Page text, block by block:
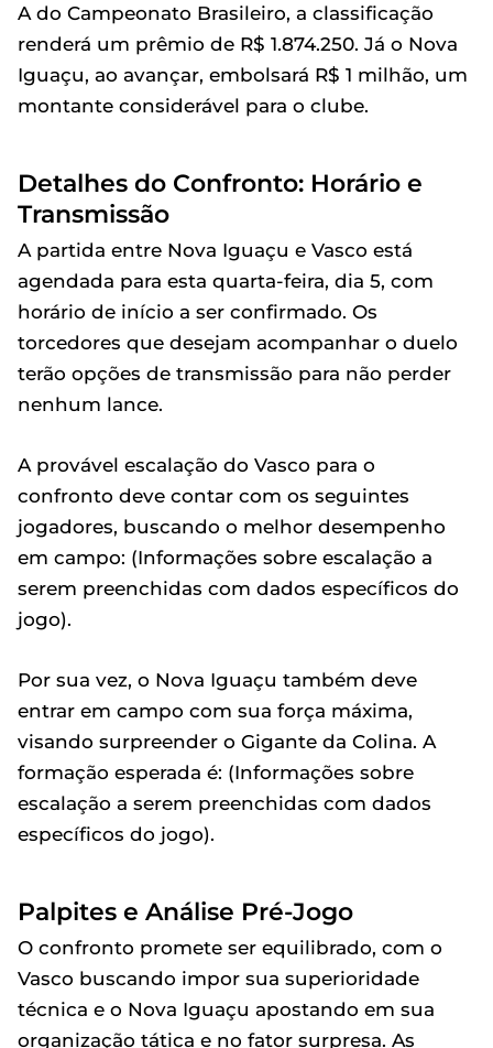
A do Campeonato Brasileiro, a classificação
renderá um prêmio de R$ 1.874.250. Já o Nova
Iguaçu, ao avançar, embolsará R$ 1 milhão, um
montante considerável para o clube.
Detalhes do Confronto: Horário e
Transmissão
A partida entre Nova Iguaçu e Vasco está
agendada para esta quarta-feira, dia 5, com
horário de início a ser confirmado. Os
torcedores que desejam acompanhar o duelo
terão opções de transmissão para não perder
nenhum lance.
A provável escalação do Vasco para o
confronto deve contar com os seguintes
jogadores, buscando o melhor desempenho
em campo: (Informações sobre escalação a
serem preenchidas com dados específicos do
jogo).
Por sua vez, o Nova Iguaçu também deve
entrar em campo com sua força máxima,
visando surpreender o Gigante da Colina. A
formação esperada é: (Informações sobre
escalação a serem preenchidas com dados
específicos do jogo).
Palpites e Análise Pré-Jogo
O confronto promete ser equilibrado, com o
Vasco buscando impor sua superioridade
técnica e o Nova Iguaçu apostando em sua
organização tática e no fator surpresa. As